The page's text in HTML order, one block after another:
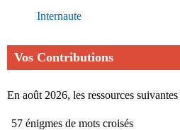
Internaute
Vos Contributions
En août 2026, les ressources
57 énigmes de mots croisés